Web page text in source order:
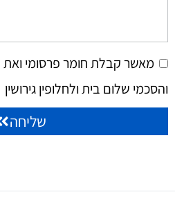
מאשר קבלת חומר פרסומי ואת
והסכמי שלום בית ולחלופין גירושין
שליחה